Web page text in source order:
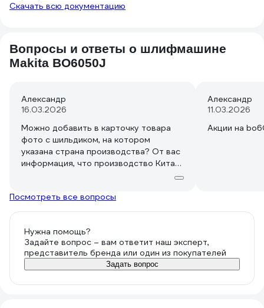
Скачать всю документацию
Вопросы и ответы о шлифмашине
Makita BO6050J
Александр
16.03.2026
Можно добавить в карточку товара
фото с шильдиком, на котором
указана страна производства? От вас
информация, что производство Китай,
официальном сервисном центре
сказали, что производят на одном
шлифмашины?
Александр
11.03.2026
Акции на
Посмотреть все вопросы
Нужна помощь?
Задайте вопрос – вам ответит наш эксперт,
представитель бренда или один из покупателей
Задать вопрос